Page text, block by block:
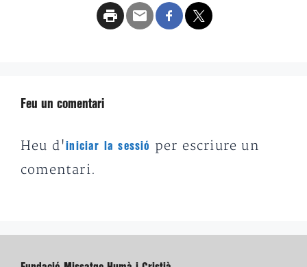
Feu un comentari
Heu d'iniciar la sessió
per escriure un
comentari.